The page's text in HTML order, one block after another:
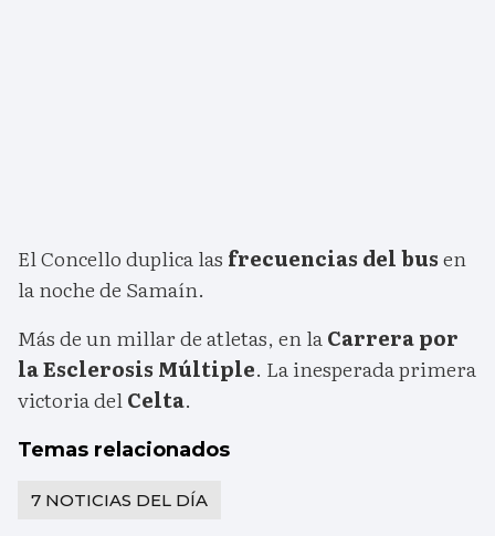
El Concello duplica las frecuencias del busen
la noche de Samaín.
Más de un millar de atletas, en laCarrera por
la Esclerosis Múltiple. La inesperada primera
victoria delCelta.
Temas relacionados
7 NOTICIAS DEL DÍA